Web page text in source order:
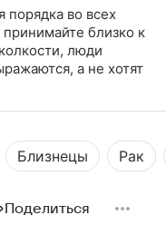
порядка во всех
близко к
люди
а не хотят
Близнецы Рак
Поделиться